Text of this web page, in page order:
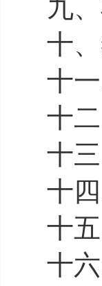
九
十
十
十
十
十
十
十